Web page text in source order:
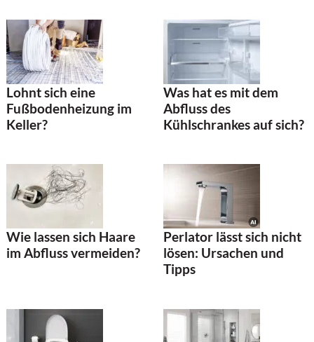
Lohnt sich eine
Fußbodenheizung im
Keller?
Was hat es mit dem
Abfluss des
Kühlschrankes auf sich?
Wie lassen sich Haare
im Abfluss vermeiden?
Perlator lässt sich nicht
lösen: Ursachen und
Tipps